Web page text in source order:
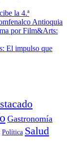
la 4.ª
Antioquia
por Film&Arts:
El impulso que
Gastronomía
Política Salud